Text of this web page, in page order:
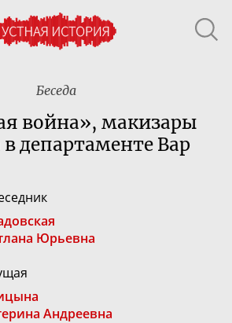
Беседа
война», макизары
департаменте Вар
Юрьевна
Андреевна